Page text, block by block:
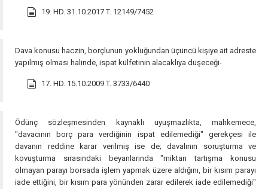
19. HD. 31.10.2017 T. 12149/7452
Dava konusu haczin, borçlunun yokluğundan üçüncü kişiye ait adreste
yapılmış olması halinde, ispat külfetinin alacaklıya düşeceği-
17. HD. 15.10.2009 T. 3733/6440
Ödünç sözleşmesinden kaynaklı uyuşmazlıkta, mahkemece,
"davacının borç para verdiğinin ispat edilemediği" gerekçesi ile
davanın reddine karar verilmiş ise de; davalının soruşturma ve
kovuşturma sırasındaki beyanlarında "miktarı tartışma konusu
olmayan parayı borsada işlem yapmak üzere aldığını, bir kısım parayı
iade ettiğini, bir kısım para yönünden zarar edilerek iade edilemediği"